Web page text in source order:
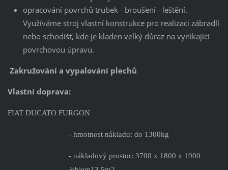
opracování povrchů trubek - broušení - leštění.
Využíváme stroj vlastní konstrukce pro realizaci zábradlí
nebo schodišť, kde je kladen velký důraz na vynikající
povrchovou úpravu.
Zakružování a vypalování plechů
Vlastní doprava:
FIAT DUCATO FURGON
- hmotnost nákladu: do 1300kg
- nákladový prostor: 3700 x 1800 x 1900